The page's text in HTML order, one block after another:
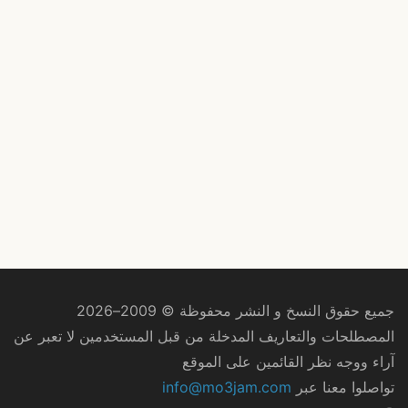
جميع حقوق النسخ و النشر محفوظة © 2009–2026
المصطلحات والتعاريف المدخلة من قبل المستخدمين لا تعبر عن
آراء ووجه نظر القائمين على الموقع
تواصلوا معنا عبر info@mo3jam.com